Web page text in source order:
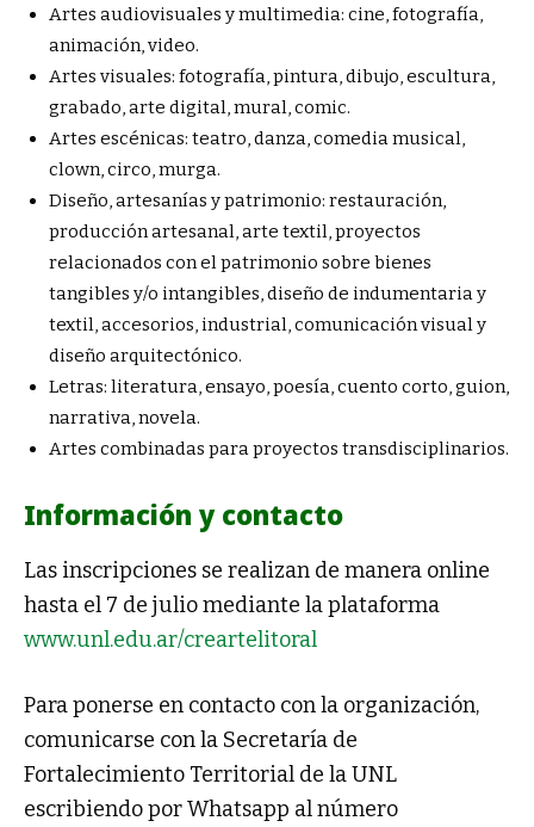
Artes audiovisuales y multimedia: cine, fotografía,
animación, video.
Artes visuales: fotografía, pintura, dibujo, escultura,
grabado, arte digital, mural, comic.
Artes escénicas: teatro, danza, comedia musical,
clown, circo, murga.
Diseño, artesanías y patrimonio: restauración,
producción artesanal, arte textil, proyectos
relacionados con el patrimonio sobre bienes
tangibles y/o intangibles, diseño de indumentaria y
textil, accesorios, industrial, comunicación visual y
diseño arquitectónico.
Letras: literatura, ensayo, poesía, cuento corto, guion,
narrativa, novela.
Artes combinadas para proyectos transdisciplinarios.
Información y contacto
Las inscripciones se realizan de manera online
hasta el 7 de julio mediante la plataforma
www.unl.edu.ar/creartelitoral
Para ponerse en contacto con la organización,
comunicarse con la Secretaría de
Fortalecimiento Territorial de la UNL
escribiendo por Whatsapp al número